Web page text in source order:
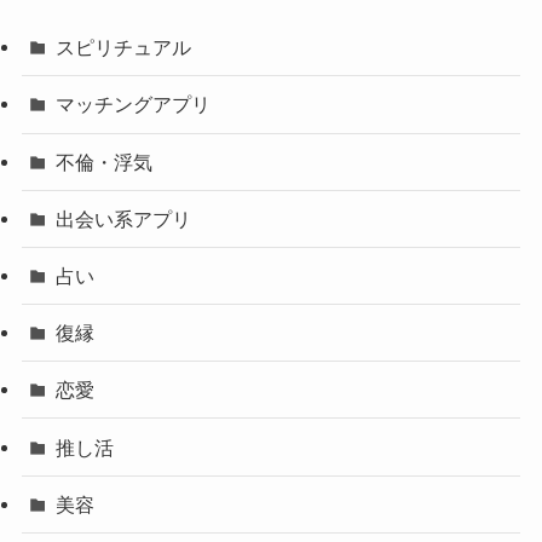
スピリチュアル
マッチングアプリ
不倫・浮気
出会い系アプリ
占い
復縁
恋愛
推し活
美容